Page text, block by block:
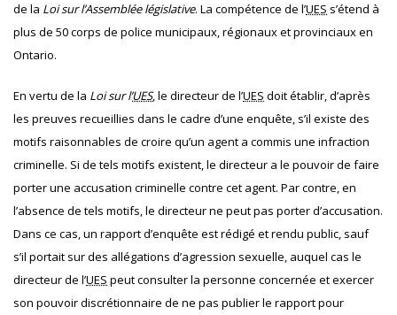
de la Loi sur l’Assemblée législative. La compétence de l’UES s’étend à
plus de 50 corps de police municipaux, régionaux et provinciaux en
Ontario.
En vertu de la Loi sur l’UES, le directeur de l’UES doit établir, d’après
les preuves recueillies dans le cadre d’une enquête, s’il existe des
motifs raisonnables de croire qu’un agent a commis une infraction
criminelle. Si de tels motifs existent, le directeur a le pouvoir de faire
porter une accusation criminelle contre cet agent. Par contre, en
l’absence de tels motifs, le directeur ne peut pas porter d’accusation.
Dans ce cas, un rapport d’enquête est rédigé et rendu public, sauf
s’il portait sur des allégations d’agression sexuelle, auquel cas le
directeur de l’UES peut consulter la personne concernée et exercer
son pouvoir discrétionnaire de ne pas publier le rapport pour